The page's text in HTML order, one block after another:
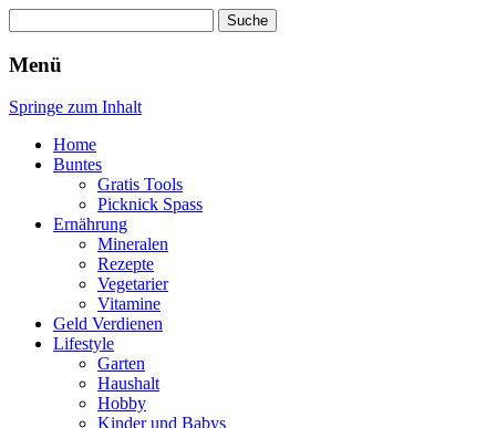
Pinkies
nach:
Menü
Springe zum Inhalt
Home
Buntes
Gratis Tools
Picknick Spass
Ernährung
Mineralen
Rezepte
Vegetarier
Vitamine
Geld Verdienen
Lifestyle
Garten
Haushalt
Hobby
Kinder und Babys